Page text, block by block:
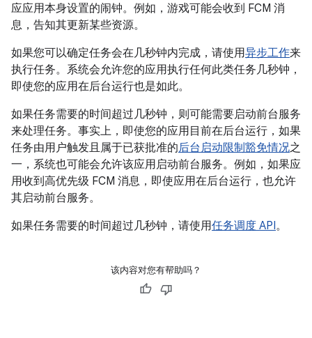
应应用本身设置的闹钟。例如，游戏可能会收到 FCM 消
息，告知其更新某些资源。
如果您可以确定任务会在几秒钟内完成，请使用异步工作来
执行任务。系统会允许您的应用执行任何此类任务几秒钟，
即使您的应用在后台运行也是如此。
如果任务需要的时间超过几秒钟，则可能需要启动前台服务
来处理任务。事实上，即使您的应用目前在后台运行，如果
任务由用户触发且属于已获批准的后台启动限制豁免情况之
一，系统也可能会允许该应用启动前台服务。例如，如果应
用收到高优先级 FCM 消息，即使应用在后台运行，也允许
其启动前台服务。
如果任务需要的时间超过几秒钟，请使用任务调度 API。
该内容对您有帮助吗？